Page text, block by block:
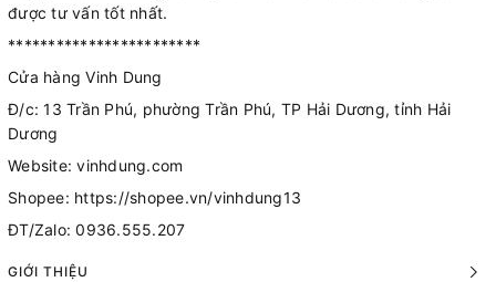
được tư vấn tốt nhất.
************************
Cửa hàng Vinh Dung
Đ/c: 13 Trần Phú, phường Trần Phú, TP Hải Dương, tỉnh Hải
Dương
Website: vinhdung.com
Shopee: https://shopee.vn/vinhdung13
ĐT/Zalo: 0936.555.207
GIỚI THIỆU